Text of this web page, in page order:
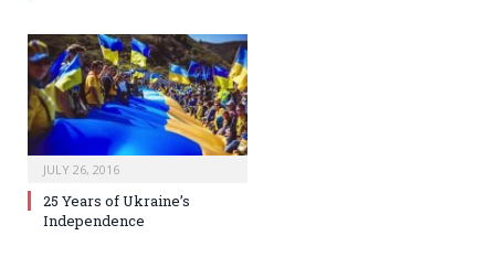
JULY 26, 2016
25 Years of Ukraine’s
Independence